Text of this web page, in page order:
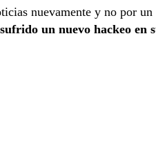
nuevamente y no por
un nuevo hackeo en